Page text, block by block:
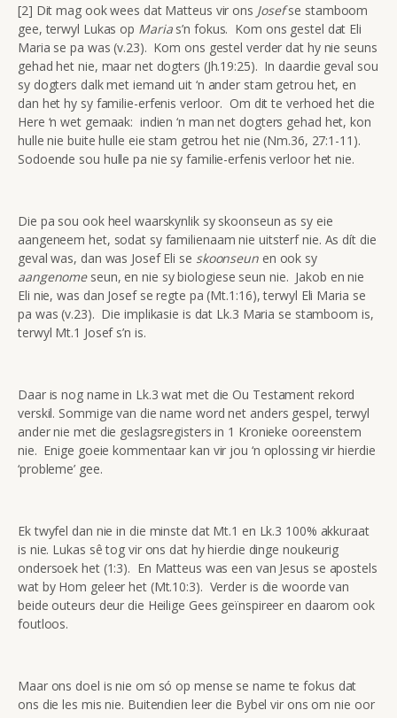
[2] Dit mag ook wees dat Matteus vir ons Josefse stamboom
gee, terwyl Lukas op Marias’n fokus. Kom ons gestel dat Eli
Maria se pa was (v.23). Kom ons gestel verder dat hy nie seuns
gehad het nie, maar net dogters (Jh.19:25). In daardie geval sou
sy dogters dalk met iemand uit ‘n ander stam getrou het, en
dan het hy sy familie-erfenis verloor. Om dit te verhoed het die
Here ‘n wet gemaak: indien ‘n man net dogters gehad het, kon
hulle nie buite hulle eie stam getrou het nie (Nm.36, 27:1-11).
Sodoende sou hulle pa nie sy familie-erfenis verloor het nie.
Die pa sou ook heel waarskynlik sy skoonseun as sy eie
aangeneem het, sodat sy familienaam nie uitsterf nie. As dít die
geval was, dan was Josef Eli se skoonseunen ook sy
aangenomeseun, en nie sy biologiese seun nie. Jakob en nie
Eli nie, was dan Josef se regte pa (Mt.1:16), terwyl Eli Maria se
pa was (v.23). Die implikasie is dat Lk.3 Maria se stamboom is,
terwyl Mt.1 Josef s’n is.
Daar is nog name in Lk.3 wat met die Ou Testament rekord
verskil. Sommige van die name word net anders gespel, terwyl
ander nie met die geslagsregisters in 1 Kronieke ooreenstem
nie. Enige goeie kommentaar kan vir jou ‘n oplossing vir hierdie
‘probleme’ gee.
Ek twyfel dan nie in die minste dat Mt.1 en Lk.3 100% akkuraat
is nie. Lukas sê tog vir ons dat hy hierdie dinge noukeurig
ondersoek het (1:3). En Matteus was een van Jesus se apostels
wat by Hom geleer het (Mt.10:3). Verder is die woorde van
beide outeurs deur die Heilige Gees geïnspireer en daarom ook
foutloos.
Maar ons doel is nie om só op mense se name te fokus dat
ons die les mis nie. Buitendien leer die Bybel vir ons om nie oor